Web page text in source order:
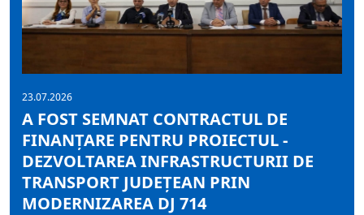
23.07.2026
A FOST SEMNAT CONTRACTUL DE
FINANȚARE PENTRU PROIECTUL -
DEZVOLTAREA INFRASTRUCTURII DE
TRANSPORT JUDEȚEAN PRIN
MODERNIZAREA DJ 714